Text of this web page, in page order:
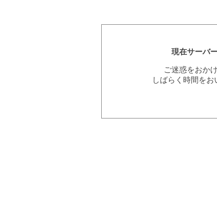
現在サーバ
ご迷惑をおか
しばらく時間を